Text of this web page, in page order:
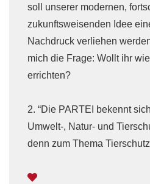
soll unserer modernen,
zukunftsweisenden Idee
Nachdruck verliehen
mich die Frage: Wollt ihr
errichten?
2. “Die PARTEI bekennt
Umwelt-, Natur- und
denn zum Thema